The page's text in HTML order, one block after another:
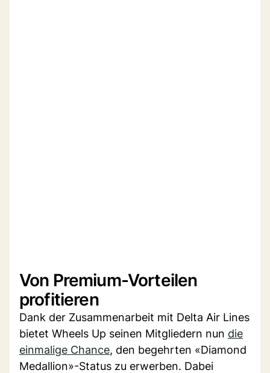
Von Premium-Vorteilen
profitieren
Dank der Zusammenarbeit mit Delta Air Lines
bietet Wheels Up seinen Mitgliedern nun die
einmalige Chance, den begehrten «Diamond
Medallion»-Status zu erwerben. Dabei